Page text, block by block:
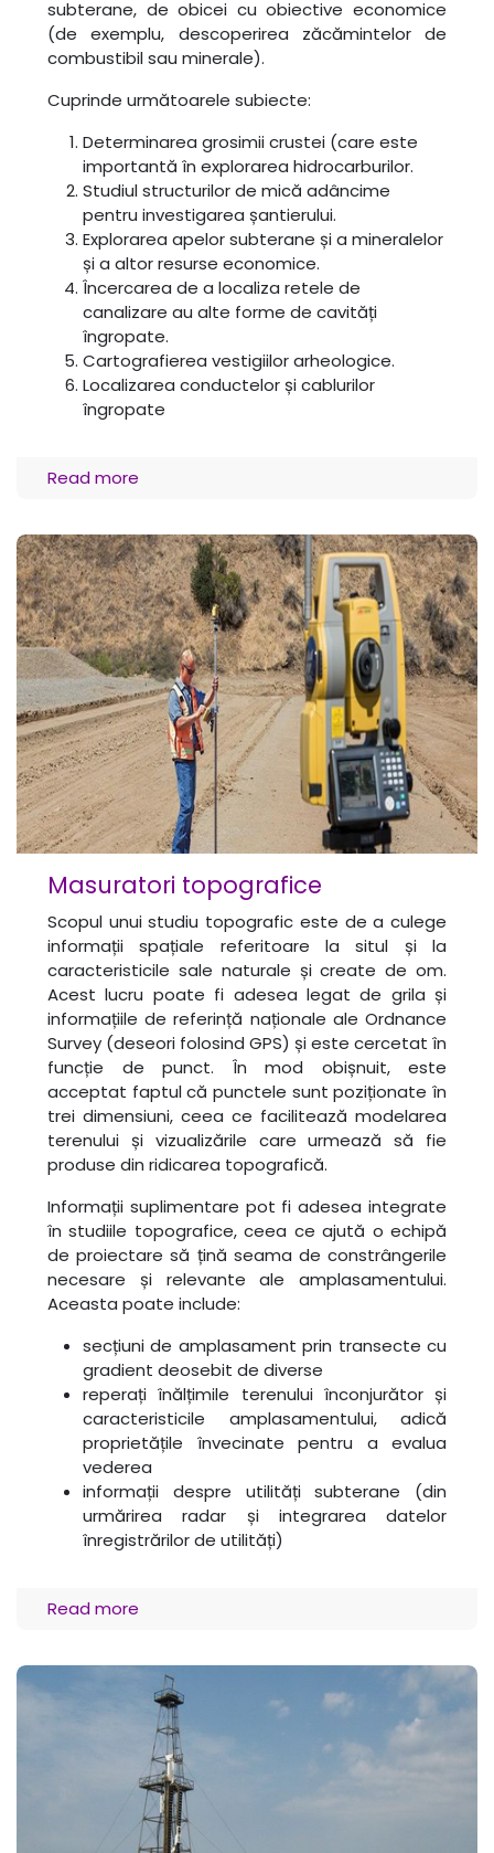
subterane, de obicei cu obiective economice
(de exemplu, descoperirea zăcămintelor de
combustibil sau minerale).
Cuprinde următoarele subiecte:
Determinarea grosimii crustei (care este
importantă în explorarea hidrocarburilor.
Studiul structurilor de mică adâncime
pentru investigarea șantierului.
Explorarea apelor subterane și a mineralelor
și a altor resurse economice.
Încercarea de a localiza retele de
canalizare au alte forme de cavități
îngropate.
Cartografierea vestigiilor arheologice.
Localizarea conductelor și cablurilor
îngropate
Read more
Masuratori topografice
Scopul unui studiu topografic este de a culege
informații spațiale referitoare la situl și la
caracteristicile sale naturale și create de om.
Acest lucru poate fi adesea legat de grila și
informațiile de referință naționale ale Ordnance
Survey (deseori folosind GPS) și este cercetat în
funcție de punct. În mod obișnuit, este
acceptat faptul că punctele sunt poziționate în
trei dimensiuni, ceea ce facilitează modelarea
terenului și vizualizările care urmează să fie
produse din ridicarea topografică.
Informații suplimentare pot fi adesea integrate
în studiile topografice, ceea ce ajută o echipă
de proiectare să țină seama de constrângerile
necesare și relevante ale amplasamentului.
Aceasta poate include:
secțiuni de amplasament prin transecte cu
gradient deosebit de diverse
reperați înălțimile terenului înconjurător și
caracteristicile amplasamentului, adică
proprietățile învecinate pentru a evalua
vederea
informații despre utilități subterane (din
urmărirea radar și integrarea datelor
înregistrărilor de utilități)
Read more